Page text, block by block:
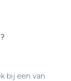
bij een van